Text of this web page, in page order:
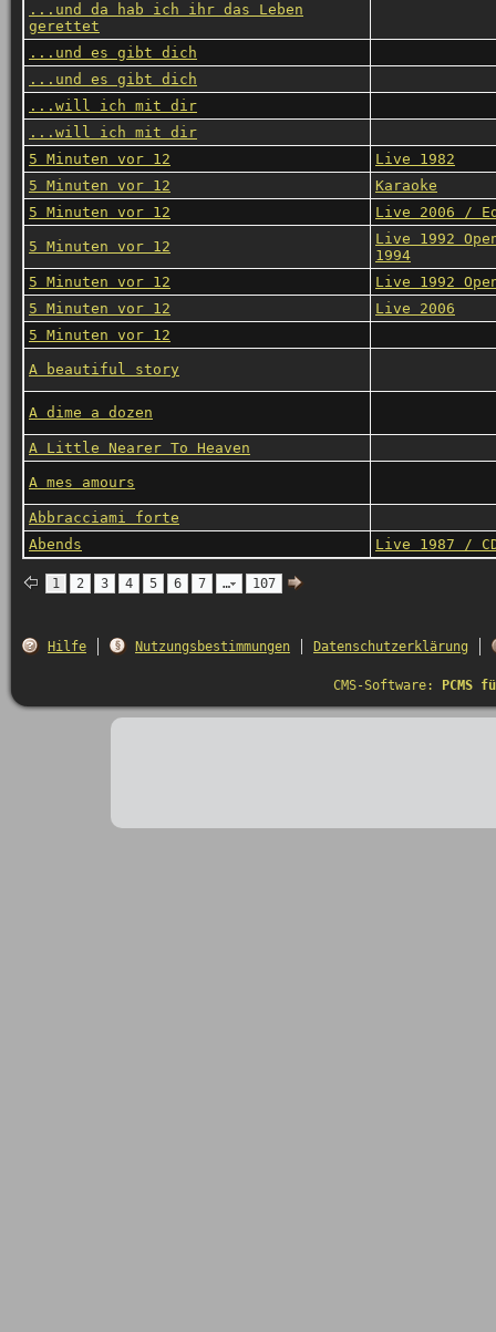
...und da hab ich ihr das Leben
gerettet
...und es gibt dich
...und es gibt dich
...will ich mit dir
...will ich mit dir
5 Minuten vor 12
Live 1982
5 Minuten vor 12
Karaoke
5 Minuten vor 12
Live 2006 /
5 Minuten vor 12
Live 1992
1994
5 Minuten vor 12
Live 1992
5 Minuten vor 12
Live 2006
5 Minuten vor 12
A beautiful story
A dime a dozen
A Little Nearer To Heaven
A mes amours
Abbracciami forte
Abends
Live 1987 /
1 2 3 4 5 6 7 … 107
Hilfe Nutzungsbestimmungen Datenschutzerklärung
CMS-Software: PCMS